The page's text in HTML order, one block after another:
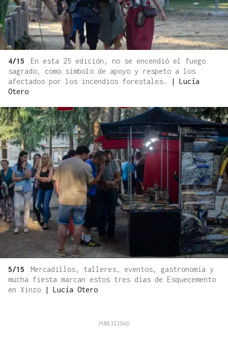
4/15
En esta 25 edición, no se encendió el fuego
sagrado, como símbolo de apoyo y respeto a los
afectados por los incendios forestales.
| Lucía
Otero
5/15
Mercadillos, talleres, eventos, gastronomía y
mucha fiesta marcan estos tres días de Esquecemento
en Xinzo
| Lucía Otero